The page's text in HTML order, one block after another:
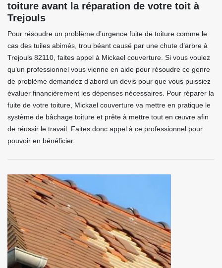
toiture avant la réparation de votre toit à
Trejouls
Pour résoudre un problème d’urgence fuite de toiture comme le
cas des tuiles abimés, trou béant causé par une chute d’arbre à
Trejouls 82110, faites appel à Mickael couverture. Si vous voulez
qu’un professionnel vous vienne en aide pour résoudre ce genre
de problème demandez d’abord un devis pour que vous puissiez
évaluer financièrement les dépenses nécessaires. Pour réparer la
fuite de votre toiture, Mickael couverture va mettre en pratique le
système de bâchage toiture et prête à mettre tout en œuvre afin
de réussir le travail. Faites donc appel à ce professionnel pour
pouvoir en bénéficier.